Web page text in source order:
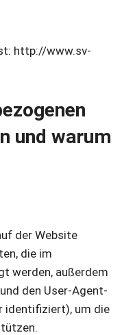
http://www.sv-
und warum
der Website
die im
werden, außerdem
den User-Agent-
identifiziert), um die